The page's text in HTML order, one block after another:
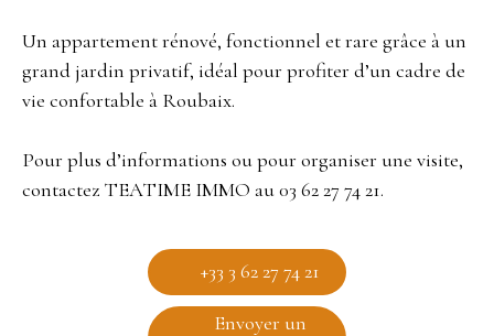
Un appartement rénové, fonctionnel et rare grâce à un
grand jardin privatif, idéal pour profiter d’un cadre de
vie confortable à Roubaix.
Pour plus d’informations ou pour organiser une visite,
contactez TEATIME IMMO au 03 62 27 74 21.
+33 3 62 27 74 21
Envoyer un